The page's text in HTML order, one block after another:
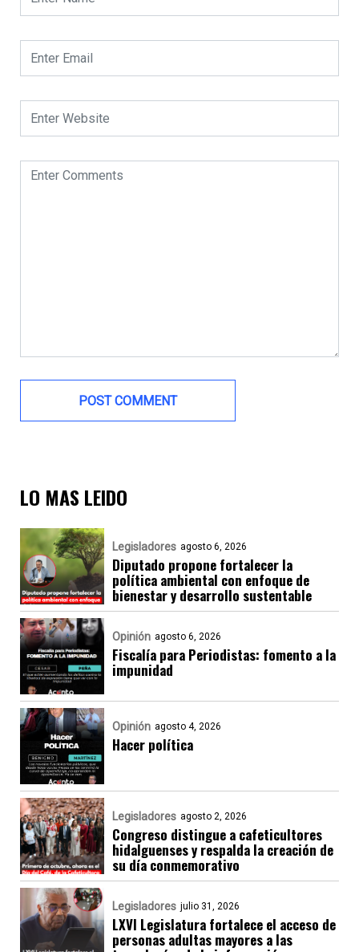
LO MAS LEIDO
Legisladores agosto 6, 2026
Diputado propone fortalecer la
política ambiental con enfoque de
bienestar y desarrollo sustentable
Opinión agosto 6, 2026
Fiscalía para Periodistas: fomento a la
impunidad
Opinión agosto 4, 2026
Hacer política
Legisladores agosto 2, 2026
Congreso distingue a cafeticultores
hidalguenses y respalda la creación de
su día conmemorativo
Legisladores julio 31, 2026
LXVI Legislatura fortalece el acceso de
personas adultas mayores a las